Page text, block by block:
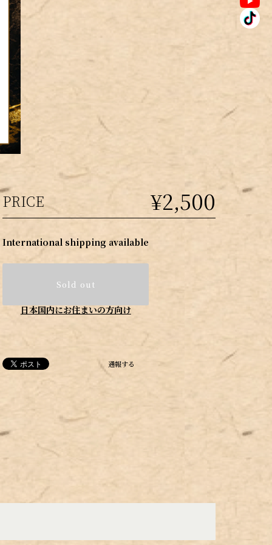
PRICE ¥2,500
International shipping available
Sold out
日本国内にお住まいの方向け
通報する